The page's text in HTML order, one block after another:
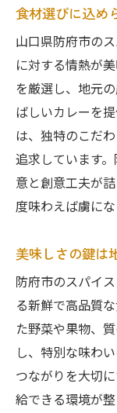
食材選びに込め
山口県防府市の
に対する情熱が
を厳選し、地元
ばしいカレーを
は、独特のこだ
追求しています
意と創意工夫が
度味わえば虜に
美味しさの鍵は
防府市のスパイ
る新鮮で高品質
た野菜や果物、
し、特別な味わ
つながりを大切
給できる環境が